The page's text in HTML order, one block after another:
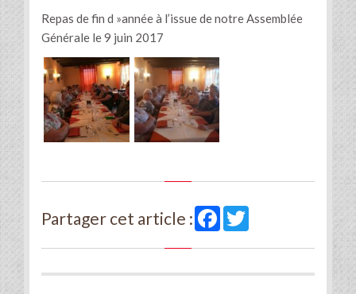
Repas de fin d »année à l’issue de notre Assemblée
Générale le 9 juin 2017
Partager cet article : Facebook